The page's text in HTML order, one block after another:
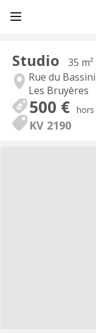
Studio
35 m²
Rue du
Les Bruyères
500 € hors
KV 2190